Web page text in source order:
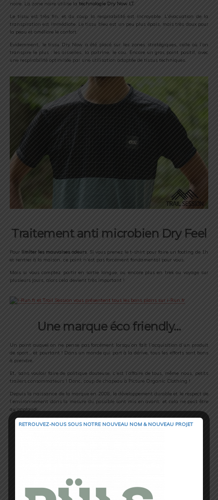
noire. La zone noire utilise la technologie Dry Now LT
Le tissu est très fin, et du coup la respirabilité est incroyable. L’évacuation de la
transpiration est immédiate. Le tissu bleu est un peu plus épais, mais très doux pour
la peau et améliore le confort.
Evidemment, le tissu Dry Now a été placé sur les zones stratégiques, celle où l’on
transpire le plus : les aisselles, la poitrine, le cou. Encore un gros point positif, avec
une respirabilité optimisée par une utilisation adaptée de tissus techniques.
Traitement anti microbien Dry Feel
Pour limiter les mauvaises odeurs. Si vous prenez le t-shirt pour faire un footing de 1h
et rentrer à la maison, ce point n’est pas forcément fondamental pour vous.
Mais si vous comptez partir en sortie longue, ou encore plus en trek ou voyage sur
plusieurs jours, alors cela devient très important !
Une marque éco friendly…
Un point auquel on ne pense pas forcément lorsqu’on fait l’acquisition d’un produit
de sport… et pourtant ! Dans un monde qui part à la dérive, tous les efforts sont bons
à prendre.
Et, sans vouloir faire de politique douteuse, c’est l’affaire de tous, même nous, petits
trailers consommateurs ! Donc, coup de chapeau à Picture Organic Clothing !
Depuis la naissance de la marque en 2008, le développement durable et le respect de
l’environnement dans la mesure du possible sont mis en avant, et cela ne peut être
qu’applaudi.
RETROUVEZ-NOUS SOUS NOTRE NOUVEAU NOM & NOUVEAU PROJET